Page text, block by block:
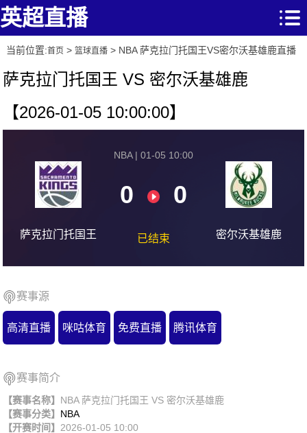
英超直播
当前位置:首页> 篮球直播> NBA 萨克拉门托国王VS密尔沃基雄鹿直播
萨克拉门托国王 VS 密尔沃基雄鹿
【2026-01-05 10:00:00】
萨克拉门托国王
NBA | 01-05 10:00
0 0
已结束 密尔沃基雄鹿
赛事源
高清直播 咪咕体育 免费直播 腾讯体育
赛事简介
【赛事名称】 NBA 萨克拉门托国王 VS 密尔沃基雄鹿
【赛事分类】 NBA
【开赛时间】 2026-01-05 10:00